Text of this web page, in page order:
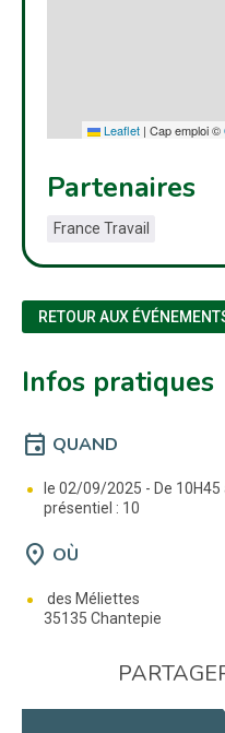
Leaflet | Cap emploi ©
Partenaires
France Travail
RETOUR AUX
Infos pratiques
event QUAND
le 02/09/2025 - De
présentiel : 10
location_on OÙ
des Méliettes
35135 Chantepie